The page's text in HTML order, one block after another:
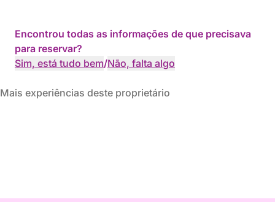
Encontrou todas as informações de que precisava
para reservar?
Sim, está tudo bem/Não, falta algo
Mais experiências deste proprietário